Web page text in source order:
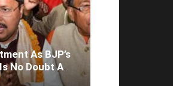
As BJP’s
No Doubt A